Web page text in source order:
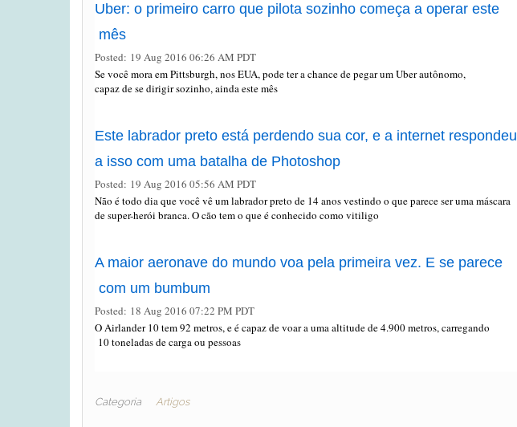
Uber: o primeiro carro que pilota sozinho começa a operar este
mês
Posted: 19 Aug 2016 06:26 AM PDT
Se você mora em Pittsburgh, nos EUA, pode ter a chance de pegar um Uber autônomo,
capaz de se dirigir sozinho, ainda este mês
Este labrador preto está perdendo sua cor, e a internet respondeu
a isso com uma batalha de Photoshop
Posted: 19 Aug 2016 05:56 AM PDT
Não é todo dia que você vê um labrador preto de 14 anos vestindo o que parece ser uma máscara
de super-herói branca. O cão tem o que é conhecido como vitiligo
A maior aeronave do mundo voa pela primeira vez. E se parece
com um bumbum
Posted: 18 Aug 2016 07:22 PM PDT
O Airlander 10 tem 92 metros, e é capaz de voar a uma altitude de 4.900 metros, carregando
10 toneladas de carga ou pessoas
Categoria Artigos